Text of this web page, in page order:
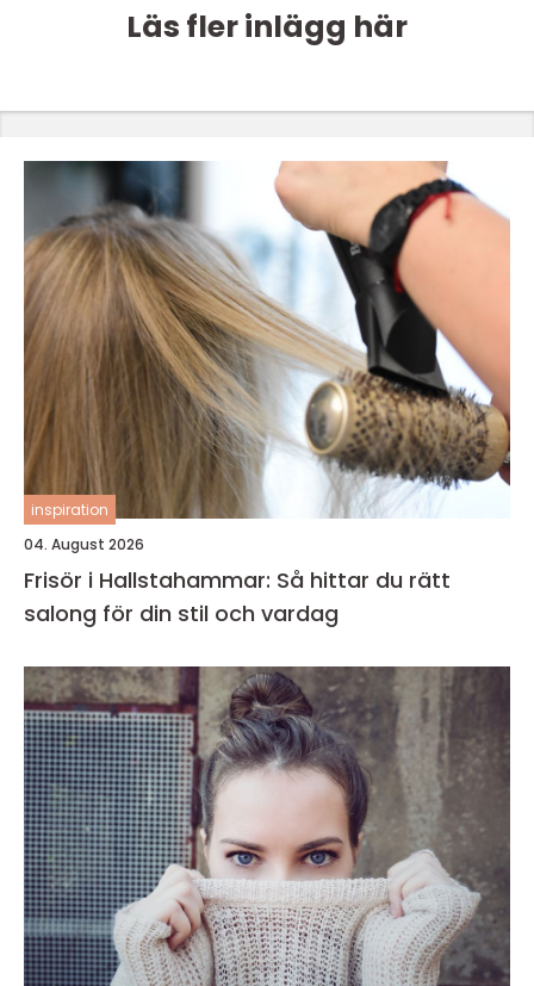
Läs fler inlägg här
inspiration
04. August 2026
Frisör i Hallstahammar: Så hittar du rätt
salong för din stil och vardag